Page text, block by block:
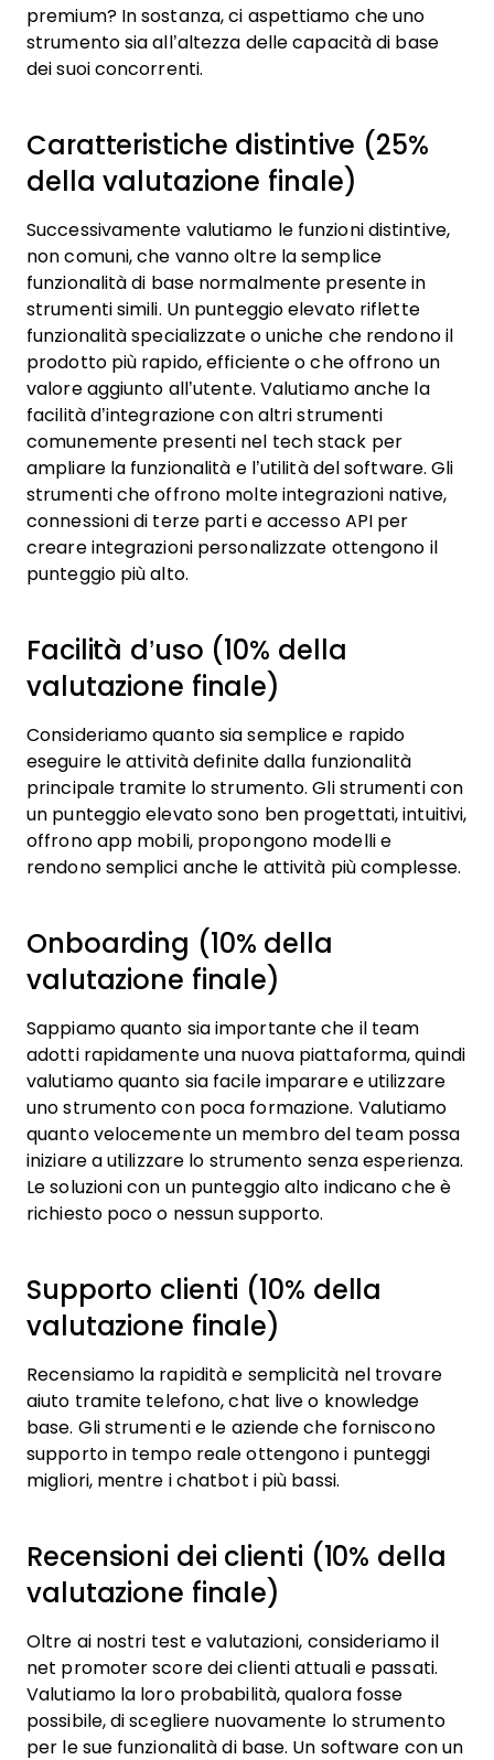
premium? In sostanza, ci aspettiamo che uno
strumento sia all’altezza delle capacità di base
dei suoi concorrenti.
Caratteristiche distintive (25%
della valutazione finale)
Successivamente valutiamo le funzioni distintive,
non comuni, che vanno oltre la semplice
funzionalità di base normalmente presente in
strumenti simili. Un punteggio elevato riflette
funzionalità specializzate o uniche che rendono il
prodotto più rapido, efficiente o che offrono un
valore aggiunto all’utente. Valutiamo anche la
facilità d’integrazione con altri strumenti
comunemente presenti nel tech stack per
ampliare la funzionalità e l’utilità del software. Gli
strumenti che offrono molte integrazioni native,
connessioni di terze parti e accesso API per
creare integrazioni personalizzate ottengono il
punteggio più alto.
Facilità d’uso (10% della
valutazione finale)
Consideriamo quanto sia semplice e rapido
eseguire le attività definite dalla funzionalità
principale tramite lo strumento. Gli strumenti con
un punteggio elevato sono ben progettati, intuitivi,
offrono app mobili, propongono modelli e
rendono semplici anche le attività più complesse.
Onboarding (10% della
valutazione finale)
Sappiamo quanto sia importante che il team
adotti rapidamente una nuova piattaforma, quindi
valutiamo quanto sia facile imparare e utilizzare
uno strumento con poca formazione. Valutiamo
quanto velocemente un membro del team possa
iniziare a utilizzare lo strumento senza esperienza.
Le soluzioni con un punteggio alto indicano che è
richiesto poco o nessun supporto.
Supporto clienti (10% della
valutazione finale)
Recensiamo la rapidità e semplicità nel trovare
aiuto tramite telefono, chat live o knowledge
base. Gli strumenti e le aziende che forniscono
supporto in tempo reale ottengono i punteggi
migliori, mentre i chatbot i più bassi.
Recensioni dei clienti (10% della
valutazione finale)
Oltre ai nostri test e valutazioni, consideriamo il
net promoter score dei clienti attuali e passati.
Valutiamo la loro probabilità, qualora fosse
possibile, di scegliere nuovamente lo strumento
per le sue funzionalità di base. Un software con un